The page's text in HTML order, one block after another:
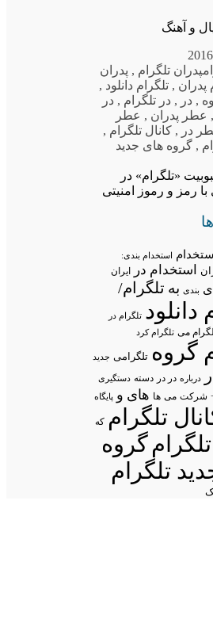
و آهنگ
پدران تلگرام , پدران
پدران , تلگرام دانلود ,
, در , در تلگرام , در
, عطر پدران , عطر
در , کانال تلگرام ,
, گروه های جدید
«تلگرام» در
با رمز و رموز امنیتی
استخدام استخدام بندی:
استخدام در ایران
بندی به تلگرام/
دانلود تلگرام در
می تلگرام کرد
گروه تلگرامی جدید
درباره در در دسته دستگیری
شرکت می ها های و پایگاه
تلگرام که
گروه
تلگرام